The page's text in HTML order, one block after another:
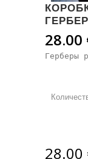
ГЕРБЕР
28.00
Герберы
28.00